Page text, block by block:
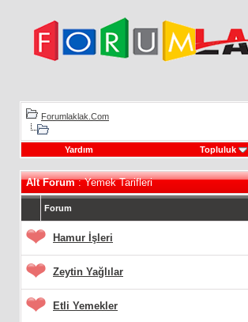
Forumlaklak.Com
Yardım Topluluk
Alt Forum: Yemek Tarifleri
Forum
Hamur İşleri
Zeytin Yağlılar
Etli Yemekler